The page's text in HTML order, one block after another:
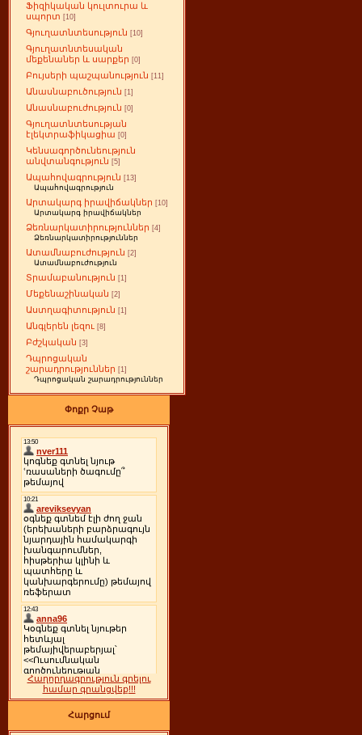
Ֆիզիկական կուլտուրա և
սպորտ [10]
Գյուղատնտեսություն [10]
Գյուղատնտեսական
մեքենաներ և սարքեր [0]
Բույսերի պաշպանություն [11]
Անասնաբուծություն [1]
Անասնաբուժություն [0]
Գյուղատնտեսության
էլեկտրաֆիկացիա [0]
Կենսագործունեություն
անվտանգություն [5]
Ապահովագրություն [13]
Ապահովագրություն
Արտակարգ իրավիճակներ [10]
Արտակարգ իրավիճակներ
Ձեռնարկատիրություններ [4]
Ձեռնարկատիրություններ
Ատամնաբուժություն [2]
Ատամնաբուժություն
Տրամաբանություն [1]
Մեքենաշինական [2]
Աստղագիտություն [1]
Անգլերեն լեզու [8]
Բժշկական [3]
Դպրոցական
շարադրություններ [1]
Դպրոցական շարադրություններ
Փոքր Չաթ
Հաղորդագրություն գրելու
համար գրանցվեք!!!
Հարցում